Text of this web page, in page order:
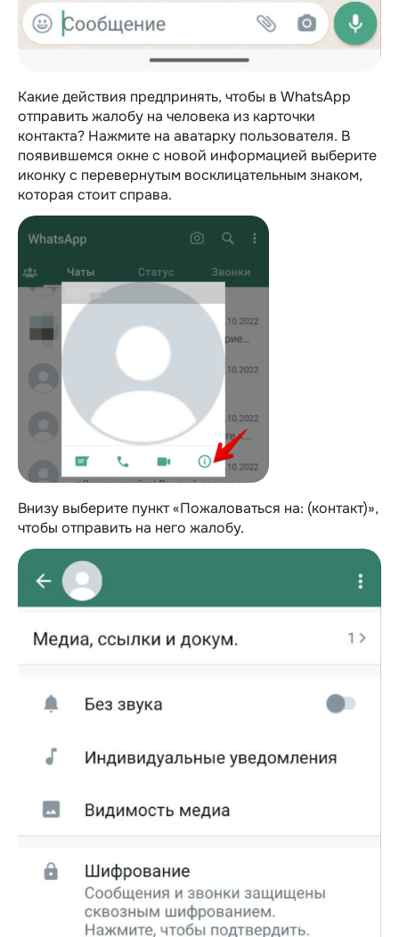
Какие действия предпринять, чтобы в WhatsApp
отправить жалобу на человека из карточки
контакта? Нажмите на аватарку пользователя. В
появившемся окне с новой информацией выберите
иконку с перевернутым восклицательным знаком,
которая стоит справа.
Внизу выберите пункт «Пожаловаться на: (контакт)»,
чтобы отправить на него жалобу.